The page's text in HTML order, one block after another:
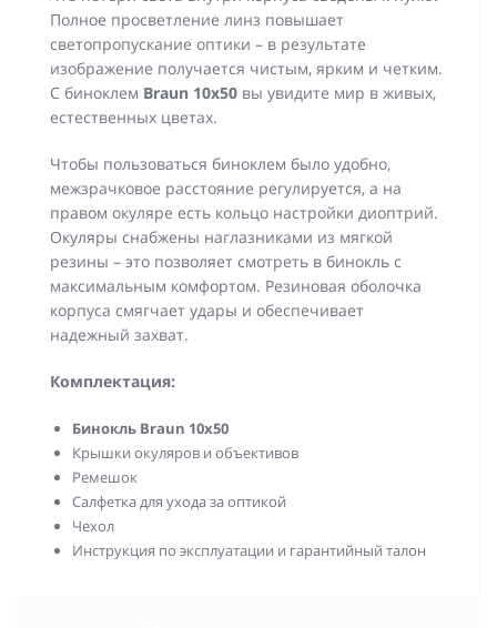
Полное просветление линз повышает
светопропускание оптики – в результате
изображение получается чистым, ярким и четким.
С биноклем Braun 10x50 вы увидите мир в живых,
естественных цветах.
Чтобы пользоваться биноклем было удобно,
межзрачковое расстояние регулируется, а на
правом окуляре есть кольцо настройки диоптрий.
Окуляры снабжены наглазниками из мягкой
резины – это позволяет смотреть в бинокль с
максимальным комфортом. Резиновая оболочка
корпуса смягчает удары и обеспечивает
надежный захват.
Комплектация:
Бинокль Braun 10x50
Крышки окуляров и объективов
Ремешок
Салфетка для ухода за оптикой
Чехол
Инструкция по эксплуатации и гарантийный талон